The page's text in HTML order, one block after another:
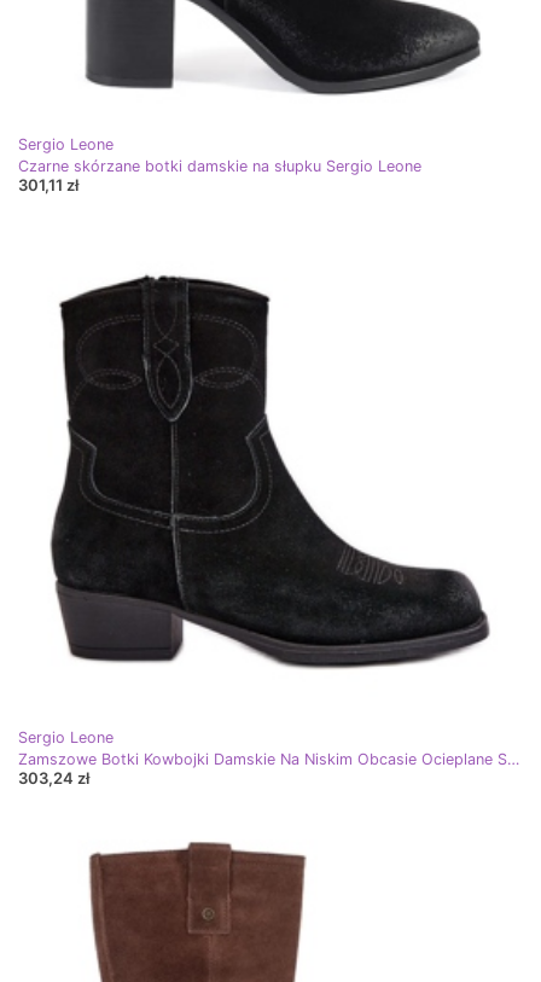
Sergio Leone
Czarne skórzane botki damskie na słupku Sergio Leone
301,11 zł
Sergio Leone
Zamszowe Botki Kowbojki Damskie Na Niskim Obcasie Ocieplane Sergio Leone BT284-S Czarne
303,24 zł